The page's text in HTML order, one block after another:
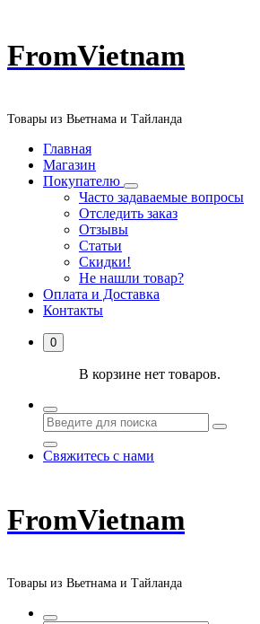
Перейти
к
FromVietnam
Товары из Вьетнама и Тайланда
Главная
Магазин
Покупателю
Часто задаваемые вопросы
Отследить заказ
Отзывы
Статьи
Скидки!
Не нашли товар?
Оплата и Доставка
Контакты
0
В корзине нет товаров.
Свяжитесь с нами
FromVietnam
Товары из Вьетнама и Тайланда